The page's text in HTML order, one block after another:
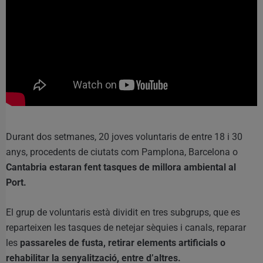
Durant dos setmanes, 20 joves voluntaris de entre 18 i 30
anys, procedents de ciutats com Pamplona, Barcelona o
Cantabria estaran fent tasques de millora ambiental al
Port.
El grup de voluntaris està dividit en tres subgrups, que es
reparteixen les tasques de netejar sèquies i canals, reparar
les passareles de fusta, retirar elements artificials o
rehabilitar la senyalització, entre d’altres.